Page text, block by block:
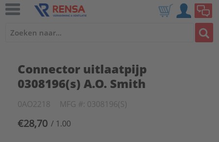
Connector uitlaatpijp
0308196(s) A.O. Smith
0AO2218 MFG #: 0308196(S)
€28,70 / 1.00